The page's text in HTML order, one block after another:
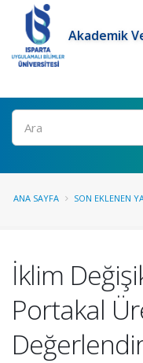
Akademik
Ara
ANA SAYFA SON EKLENEN
İklim
Portakal